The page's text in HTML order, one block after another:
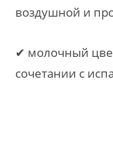
воздушной и
✔ молочный
сочетании с